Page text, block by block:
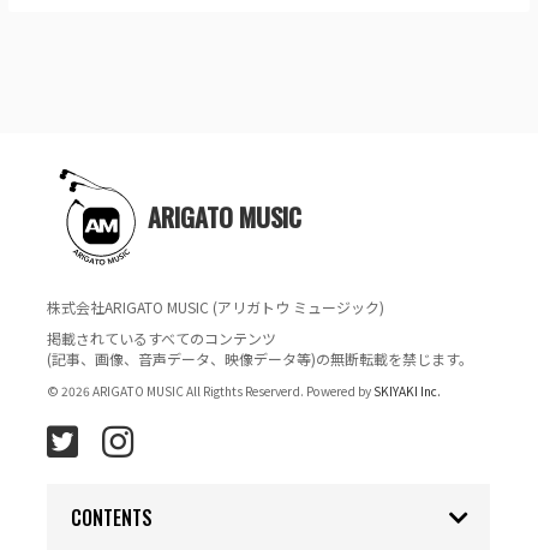
ARIGATO MUSIC
株式会社ARIGATO MUSIC (アリガトウ ミュージック)
掲載されているすべてのコンテンツ
(記事、画像、音声データ、映像データ等)の無断転載を禁じます。
© 2026 ARIGATO MUSIC All Rigthts Reserverd. Powered by SKIYAKI Inc.
CONTENTS